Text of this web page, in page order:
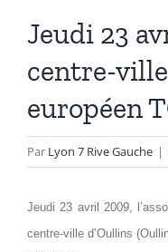
Jeudi 23
centre-
européen
Par Lyon 7 Rive Gauche |
Jeudi 23 avril 2009,
centre-ville d’Oullins